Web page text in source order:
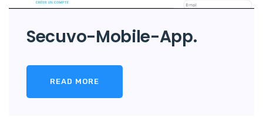
Secuvo-Mobile-App.
READ MORE